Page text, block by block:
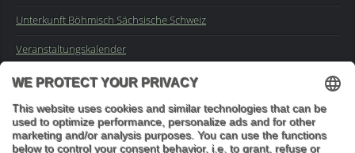
Unterkunft Böhmisch Sächsische Schweiz
Veranstaltungskalender
Impressum